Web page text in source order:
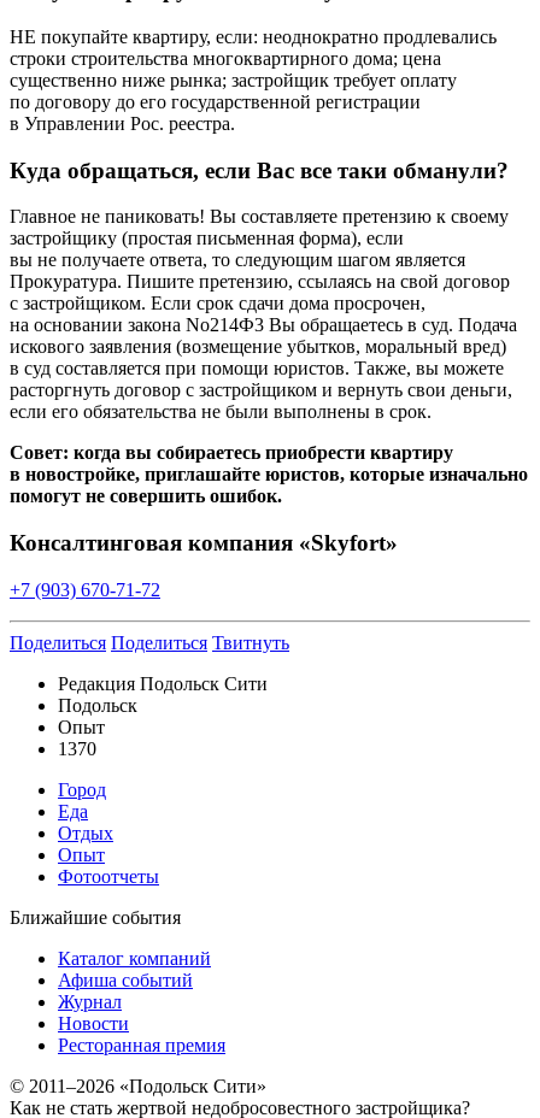
НЕ покупайте квартиру, если: неоднократно продлевались
строки строительства многоквартирного дома; цена
существенно ниже рынка; застройщик требует оплату
по договору до его государственной регистрации
в Управлении Рос. реестра.
Куда обращаться, если Вас все таки обманули?
Главное не паниковать! Вы составляете претензию к своему
застройщику (простая письменная форма), если
вы не получаете ответа, то следующим шагом является
Прокуратура. Пишите претензию, ссылаясь на свой договор
с застройщиком. Если срок сдачи дома просрочен,
на основании закона No214­Ф3 Вы обращаетесь в суд. Подача
искового заявления (возмещение убытков, моральный вред)
в суд составляется при помощи юристов. Также, вы можете
расторгнуть договор с застройщиком и вернуть свои деньги,
если его обязательства не были выполнены в срок.
Совет: когда вы собираетесь приобрести квартиру
в новостройке, приглашайте юристов, которые изначально
помогут не совершить ошибок.
Консалтинговая компания «Skyfort»
+7 (903) 670-­71­-72
Поделиться Поделиться Твитнуть
Редакция Подольск Сити
Подольск
Опыт
1370
Город
Еда
Отдых
Опыт
Фотоотчеты
Ближайшие события
Каталог компаний
Афиша событий
Журнал
Новости
Ресторанная премия
© 2011–2026 «Подольск Сити»
Как не стать жертвой недобросовестного застройщика?